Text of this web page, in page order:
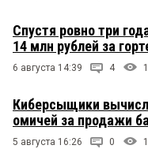
Спустя ровно три
14 млн рублей за
6 августа 14:39 4
Киберсыщики
омичей за продажи
5 августа 16:26 0